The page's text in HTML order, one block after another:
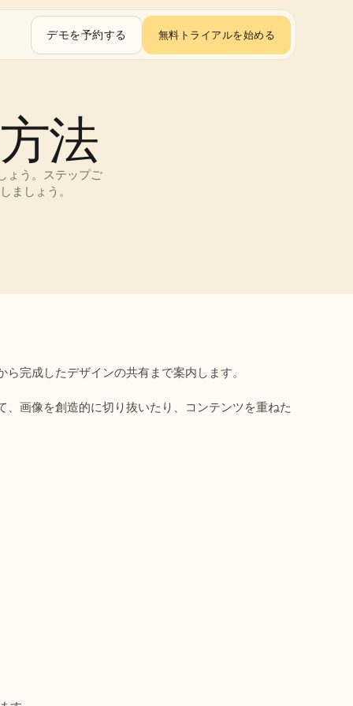
法
ょう。ステップご
ましょう。
完成したデザインの共有まで案内します。
画像を創造的に切り抜いたり、コンテンツを重ねた
デモを予約する 無料トライアルを始める